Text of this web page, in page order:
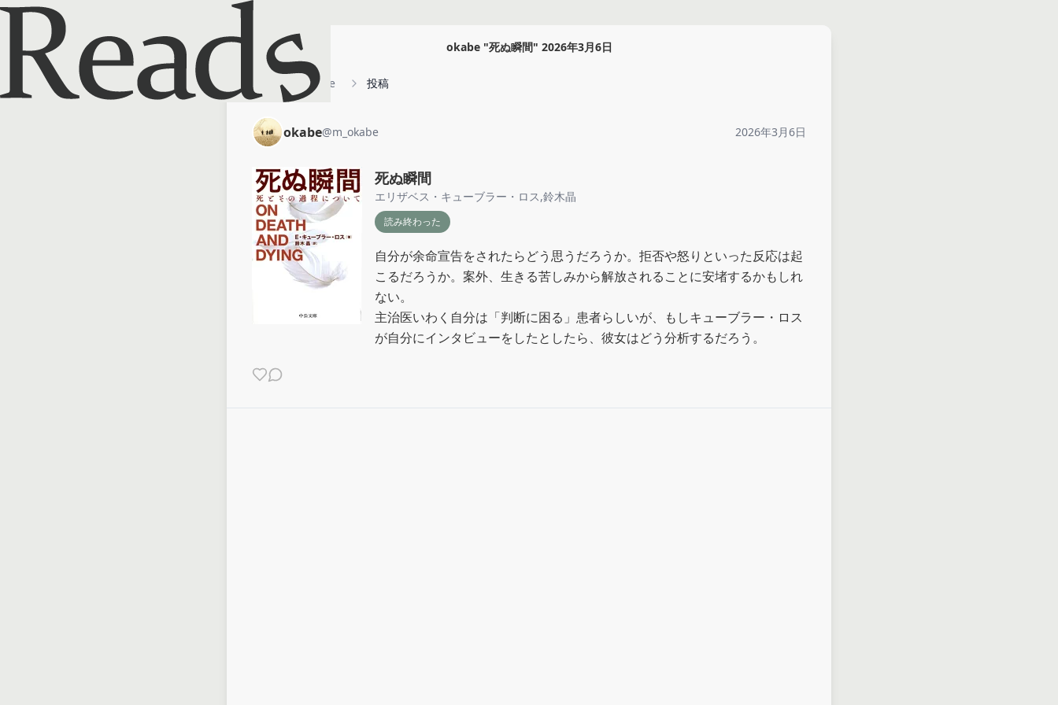
okabe"死ぬ瞬間" 2026年3月6日
okabe 投稿
okabe@m_okabe 2026年3月6日
死ぬ瞬間
エリザベス・キューブラー・ロス,鈴木晶
読み終わった
自分が余命宣告をされたらどう思うだろうか。拒否や怒りといった反応は起
こるだろうか。案外、生きる苦しみから解放されることに安堵するかもしれ
ない。
主治医いわく自分は「判断に困る」患者らしいが、もしキューブラー・ロス
が自分にインタビューをしたとしたら、彼女はどう分析するだろう。